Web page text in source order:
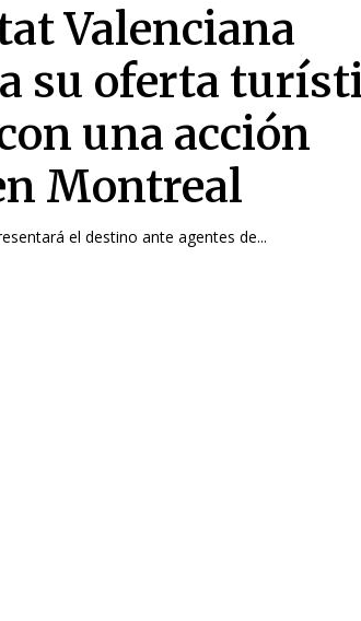
Valenciana
su oferta
una acción
Montreal
el destino ante agentes de...